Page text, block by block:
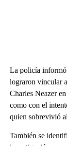
La policía informó
lograron vincular
Charles Neazer
como con el
quien sobrevivió
También se